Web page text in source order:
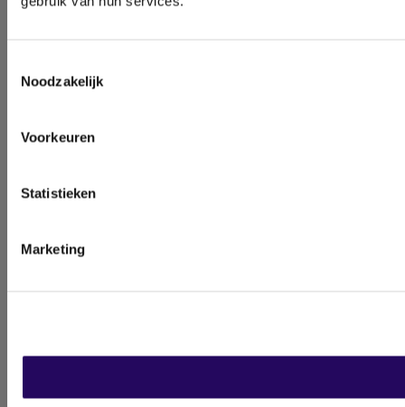
Noodzakelijk
Voorkeuren
Statistieken
Marketing